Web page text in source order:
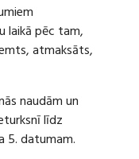
laikā pēc tam,
atmaksāts,
naudām un
līdz
5. datumam.